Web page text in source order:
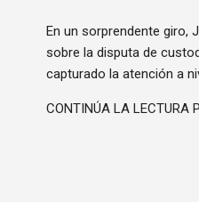
En un sorprendente giro,
sobre la disputa de
capturado la atención a
CONTINÚA LA LECTURA